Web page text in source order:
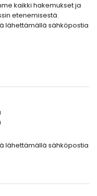
kaikki hakemukset ja
etenemisestä.
lähettämällä sähköpostia
lähettämällä sähköpostia